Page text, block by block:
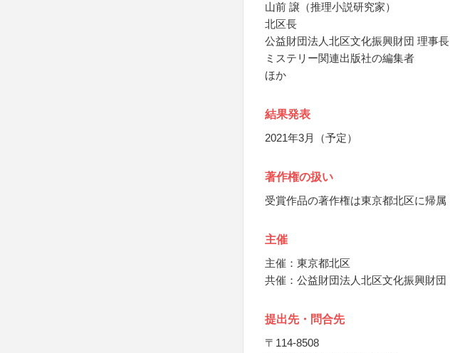
山前 譲（推理小説研究家）
北区長
公益財団法人北区文化振興財団 理事長
ミステリー関連出版社の編集者
ほか
結果発表
2021年3月（予定）
著作権の扱い
受賞作品の著作権は東京都北区に帰属
主催
主催：東京都北区
共催：公益財団法人北区文化振興財団
提出先・問合先
〒114-8508